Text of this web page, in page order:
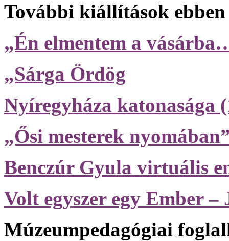
További kiállítások
„Én elmentem a
„Sárga Ördög
Nyíregyháza katonasága
„Ősi mesterek
Benczúr Gyula virtuális
Volt egyszer egy Ember
Múzeumpedagógiai